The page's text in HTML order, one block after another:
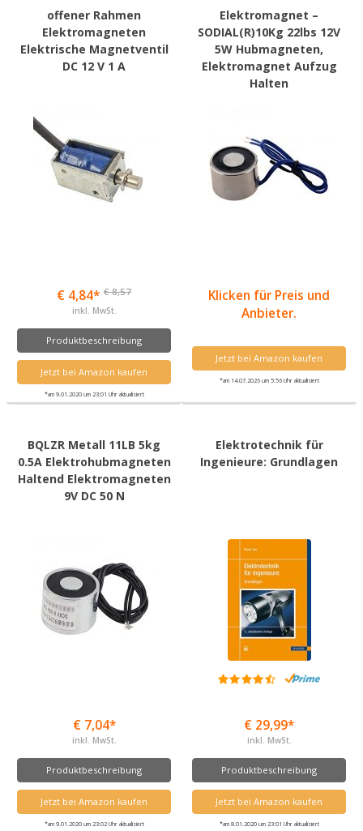
offener Rahmen
Elektromagneten
Elektrische Magnetventil
DC 12 V 1 A
€ 4,84* € 8,57
inkl. MwSt.
Produktbeschreibung
Jetzt bei Amazon kaufen
*am 9.01.2020 um 23:01 Uhr aktualisiert
Elektromagnet –
SODIAL(R)10Kg 22lbs 12V
5W Hubmagneten,
Elektromagnet Aufzug
Halten
Klicken für Preis und
Anbieter.
Jetzt bei Amazon kaufen
*am 14.07.2026 um 5:56 Uhr aktualisiert
BQLZR Metall 11LB 5kg
0.5A Elektrohubmagneten
Haltend Elektromagneten
9V DC 50 N
€ 7,04*
inkl. MwSt.
Produktbeschreibung
Jetzt bei Amazon kaufen
*am 9.01.2020 um 23:02 Uhr aktualisiert
Elektrotechnik für
Ingenieure: Grundlagen
€ 29,99*
inkl. MwSt.
Produktbeschreibung
Jetzt bei Amazon kaufen
*am 8.01.2020 um 23:01 Uhr aktualisiert